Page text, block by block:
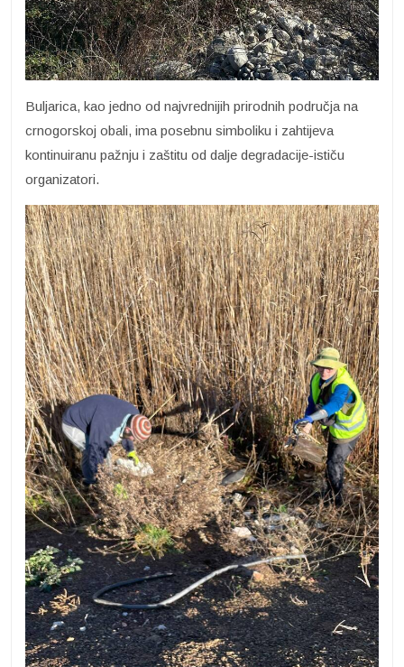
Buljarica, kao jedno od najvrednijih prirodnih područja na
crnogorskoj obali, ima posebnu simboliku i zahtijeva
kontinuiranu pažnju i zaštitu od dalje degradacije-ističu
organizatori.